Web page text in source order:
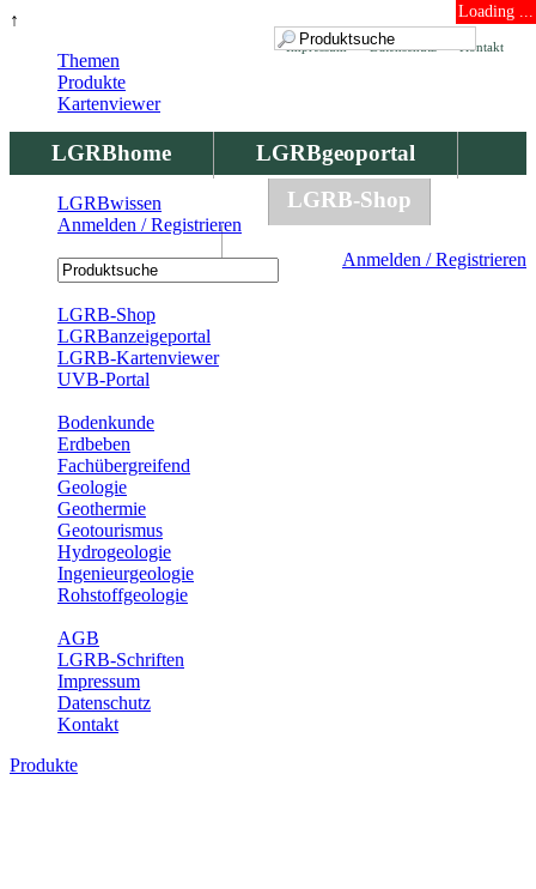
↑ Loading ...
Kontakt
Datenschutz
Impressum
LGRBhome
LGRBgeoportal
LGRBbohrungen
LGRB-Shop
Anmelden / Registrieren
Themen
Produkte
Kartenviewer
LGRBwissen
Anmelden / Registrieren
LGRB-Shop
LGRBanzeigeportal
LGRB-Kartenviewer
UVB-Portal
Bodenkunde
Erdbeben
Fachübergreifend
Geologie
Geothermie
Geotourismus
Hydrogeologie
Ingenieurgeologie
Rohstoffgeologie
AGB
LGRB-Schriften
Impressum
Datenschutz
Kontakt
Produkte